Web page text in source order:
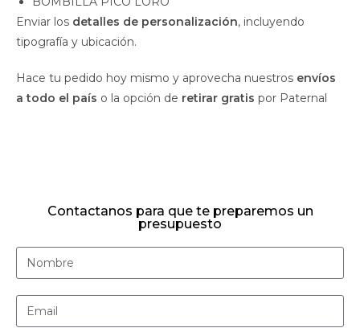
Enviar los detalles de personalización, incluyendo
tipografía y ubicación.
Hace tu pedido hoy mismo y aprovecha nuestros envíos
a todo el país o la opción de retirar gratis por Paternal
Contactanos para que te preparemos un
presupuesto